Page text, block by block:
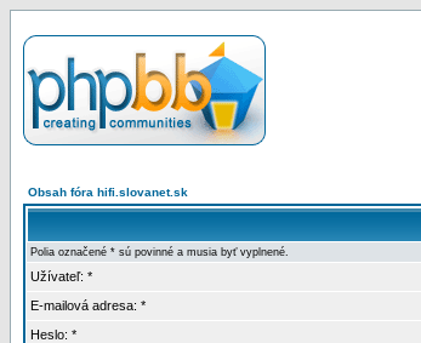
Obsah fóra hifi.slovanet.sk
Polia označené * sú povinné a musia byť vyplnené.
Užívateľ: *
E-mailová adresa: *
Heslo: *